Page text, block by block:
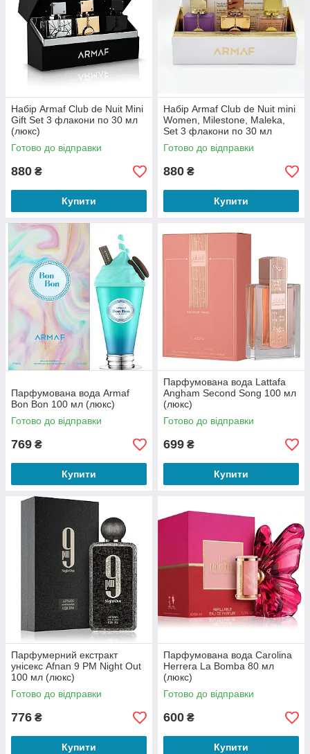
Набір Armaf Club de Nuit Mini
Gift Set 3 флакони по 30 мл
(люкс)
Готово до відправки
880 ₴
Купити
Набір Armaf Club de Nuit mini
Women, Milestone, Maleka,
Set 3 флакони по 30 мл
(люкс)
Готово до відправки
880 ₴
Купити
Парфумована вода Armaf
Bon Bon 100 мл (люкс)
Готово до відправки
769 ₴
Купити
Парфумована вода Lattafa
Angham Second Song 100 мл
(люкс)
Готово до відправки
699 ₴
Купити
Парфумерний екстракт
унісекс Afnan 9 PM Night Out
100 мл (люкс)
Готово до відправки
776 ₴
Купити
Парфумована вода Carolina
Herrera La Bomba 80 мл
(люкс)
Готово до відправки
600 ₴
Купити